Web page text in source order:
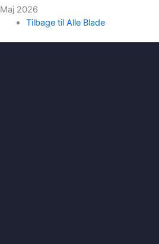
Maj 2026
Tilbage til Alle Blade